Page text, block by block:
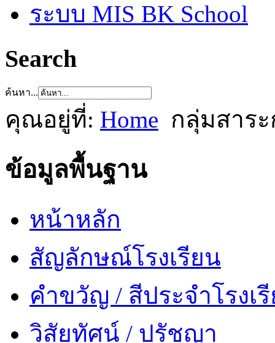
ระบบ MIS BK School
Search
ค้นหา...
คุณอยู่ที่: Home กลุ่มสาระ
ข้อมูลพื้นฐาน
หน้าหลัก
สัญลักษณ์โรงเรียน
คำขวัญ / สีประจำโรงเ
วิสัยทัศน์ / ปรัชญา